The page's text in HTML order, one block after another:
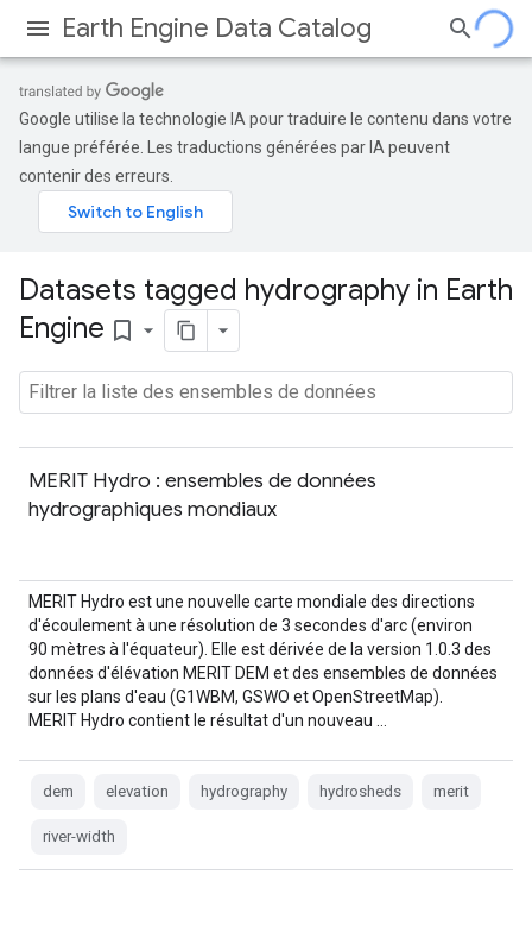
Earth Engine Data Catalog
Google utilise la technologie IA pour traduire le contenu dans votre
langue préférée. Les traductions générées par IA peuvent
contenir des erreurs.
Datasets tagged hydrography in Earth
Engine bookmark_border
MERIT Hydro : ensembles de données
hydrographiques mondiaux
MERIT Hydro est une nouvelle carte mondiale des directions
d'écoulement à une résolution de 3 secondes d'arc (environ
90 mètres à l'équateur). Elle est dérivée de la version 1.0.3 des
données d'élévation MERIT DEM et des ensembles de données
sur les plans d'eau (G1WBM, GSWO et OpenStreetMap).
MERIT Hydro contient le résultat d'un nouveau …
dem elevation hydrography hydrosheds merit
river-width